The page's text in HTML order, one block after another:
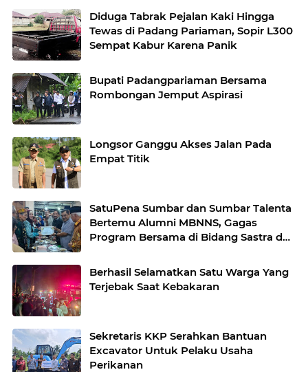
Diduga Tabrak Pejalan Kaki Hingga
Tewas di Padang Pariaman, Sopir L300
Sempat Kabur Karena Panik
Bupati Padangpariaman Bersama
Rombongan Jemput Aspirasi
Longsor Ganggu Akses Jalan Pada
Empat Titik
SatuPena Sumbar dan Sumbar Talenta
Bertemu Alumni MBNNS, Gagas
Program Bersama di Bidang Sastra dan
Berhasil Selamatkan Satu Warga Yang
Terjebak Saat Kebakaran
Sekretaris KKP Serahkan Bantuan
Excavator Untuk Pelaku Usaha
Perikanan